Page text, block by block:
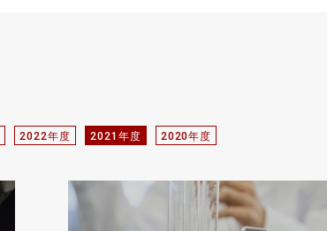
2022年度 2021年度 2020年度